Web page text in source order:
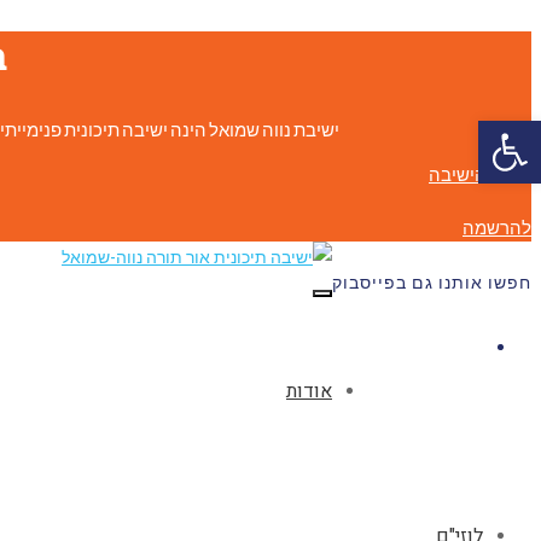
פתח סרגל נגישות
ישיבת נווה שמואל הינה ישיבה תיכונית פנימייתית השוכנת באפרת שבגוש עציון.
אודות הישיבה
להרשמה
חפשו אותנו גם בפייסבוק
תפריט
אודות